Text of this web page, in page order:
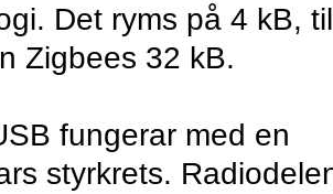
Det ryms på 4 kB,
Zigbees 32 kB.
fungerar med en
styrkrets.